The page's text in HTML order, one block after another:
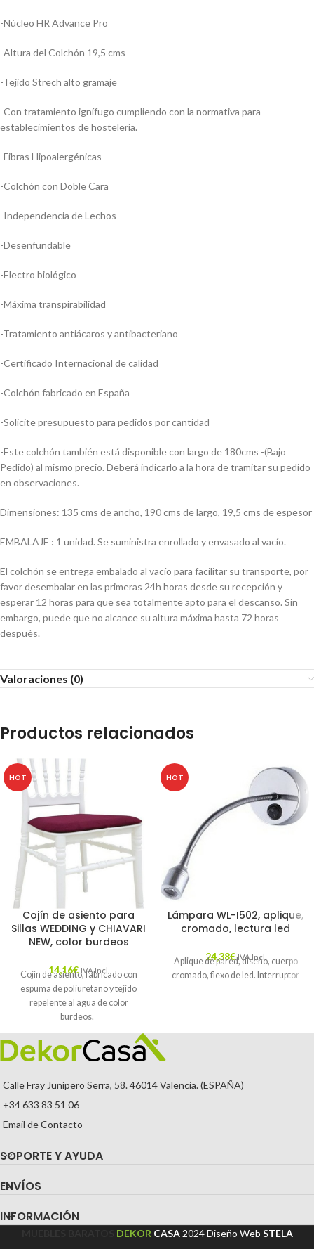
-Núcleo HR Advance Pro
-Altura del Colchón 19,5 cms
-Tejido Strech alto gramaje
-Con tratamiento ignífugo cumpliendo con la normativa para
establecimientos de hostelería.
-Fibras Hipoalergénicas
-Colchón con Doble Cara
-Independencia de Lechos
-Desenfundable
-Electro biológico
-Máxima transpirabilidad
-Tratamiento antiácaros y antibacteriano
-Certificado Internacional de calidad
-Colchón fabricado en España
-Solicite presupuesto para pedidos por cantidad
-Este colchón también está disponible con largo de 180cms -(Bajo
Pedido) al mismo precio. Deberá indicarlo a la hora de tramitar su pedido
en observaciones.
Dimensiones: 135 cms de ancho, 190 cms de largo, 19,5 cms de espesor
EMBALAJE : 1 unidad. Se suministra enrollado y envasado al vacío.
El colchón se entrega embalado al vacío para facilitar su transporte, por
favor desembalar en las primeras 24h horas desde su recepción y
esperar 12 horas para que sea totalmente apto para el descanso. Sin
embargo, puede que no alcance su altura máxima hasta 72 horas
después.
Valoraciones (0)
Productos relacionados
HOT
Cojín de asiento para
Sillas WEDDING y CHIAVARI
NEW, color burdeos
14,16€ IVA Incl.
Cojín de asiento, fabricado con
espuma de poliuretano y tejido
repelente al agua de color
burdeos.
HOT
Lámpara WL-I502, aplique,
cromado, lectura led
24,38€ IVA Incl.
Aplique de pared, diseño, cuerpo
cromado, flexo de led. Interruptor
Calle Fray Junípero Serra, 58. 46014 Valencia. (ESPAÑA)
+34 633 83 51 06
Email de Contacto
SOPORTE Y AYUDA
ENVÍOS
INFORMACIÓN
DEKOR CASA 2024Diseño Web STELA